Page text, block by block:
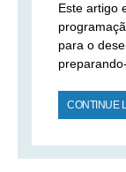
Este artigo
para o
CONTINUE